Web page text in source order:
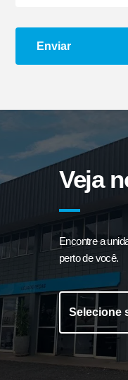
Ecoplate II
Enviar
Veja
Encontre a
perto de você.
Selecione